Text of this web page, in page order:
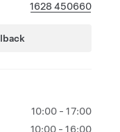
1628 450660
10:00 - 17:00
10:00 - 16:00